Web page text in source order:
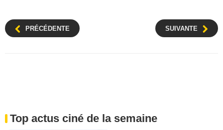
PRÉCÉDENTE SUIVANTE
Top actus ciné de la semaine